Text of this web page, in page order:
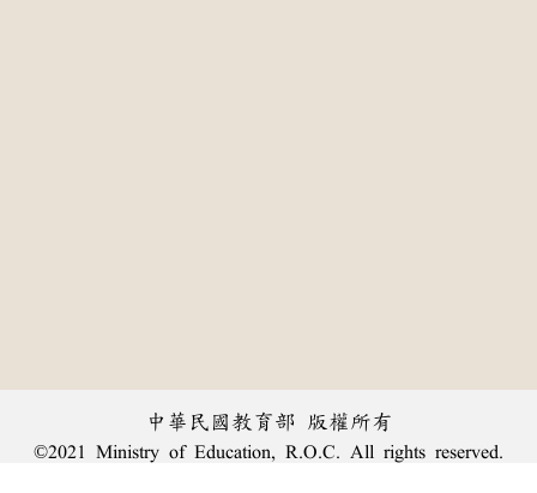
中華民國教育部 版權所有
©2021 Ministry of Education, R.O.C. All rights reserved.